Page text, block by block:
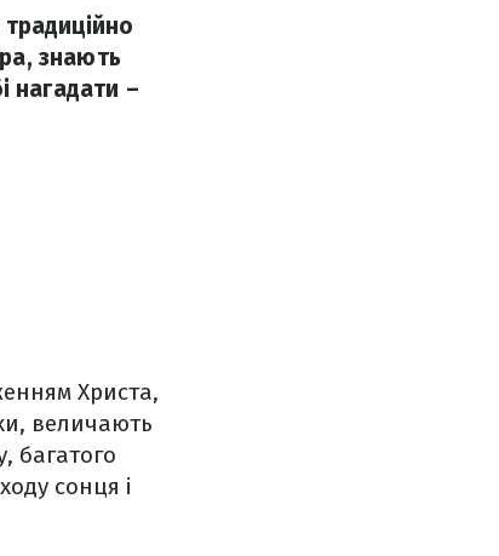
знають
нагадати –
Христа,
величають
багатого
сонця і